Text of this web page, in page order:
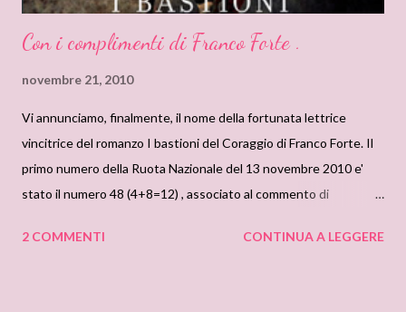
Con i complimenti di Franco Forte .
novembre 21, 2010
Vi annunciamo, finalmente, il nome della fortunata lettrice
vincitrice del romanzo I bastioni del Coraggio di Franco Forte. Il
primo numero della Ruota Nazionale del 13 novembre 2010 e'
stato il numero 48 (4+8=12) , associato al commento di
scrivici in privato junerosstaff@gmail.com
2 COMMENTI CONTINUA A LEGGERE